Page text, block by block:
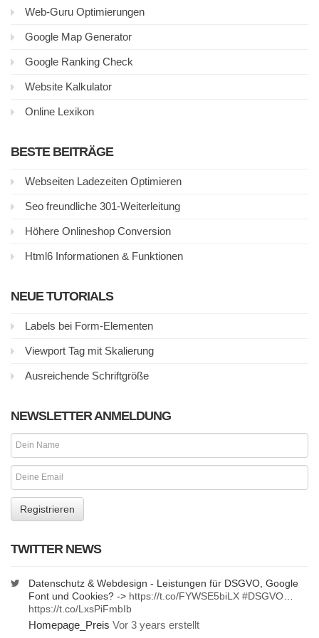
Web-Guru Optimierungen
Google Map Generator
Google Ranking Check
Website Kalkulator
Online Lexikon
BESTE BEITRÄGE
Webseiten Ladezeiten Optimieren
Seo freundliche 301-Weiterleitung
Höhere Onlineshop Conversion
Html6 Informationen & Funktionen
NEUE TUTORIALS
Labels bei Form-Elementen
Viewport Tag mit Skalierung
Ausreichende Schriftgröße
NEWSLETTER ANMELDUNG
TWITTER NEWS
Datenschutz & Webdesign - Leistungen für DSGVO, Google
Font und Cookies? -> https://t.co/FYWSE5biLX #DSGVO
https://t.co/LxsPiFmbIb
Homepage_Preis Vor 3 years erstellt